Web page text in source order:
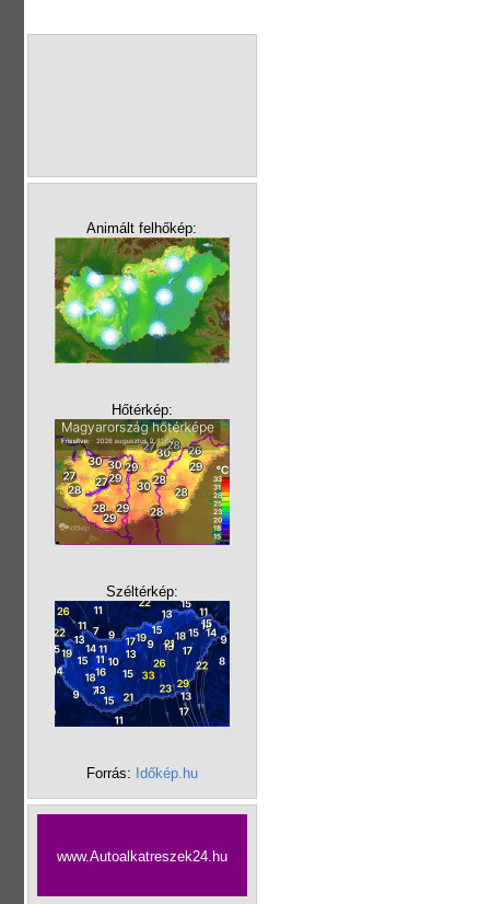
Animált felhőkép:
Hőtérkép:
Széltérkép:
Forrás: Időkép.hu
www.Autoalkatreszek24.hu